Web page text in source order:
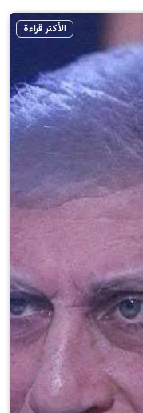
الأكثر قراءة